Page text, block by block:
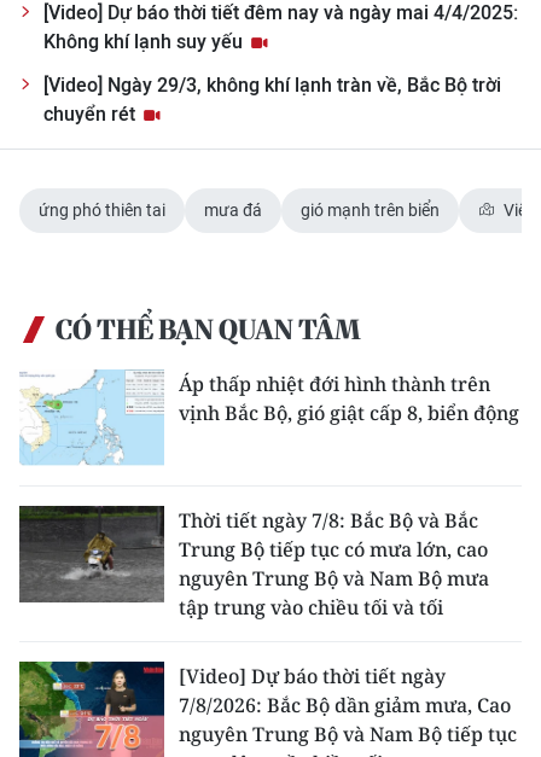
[Video] Dự báo thời tiết đêm nay và ngày mai 4/4/2025:
Không khí lạnh suy yếu
[Video] Ngày 29/3, không khí lạnh tràn về, Bắc Bộ trời
chuyển rét
ứng phó thiên tai mưa đá gió mạnh trên biển Việt
CÓ THỂ BẠN QUAN TÂM
Áp thấp nhiệt đới hình thành trên
vịnh Bắc Bộ, gió giật cấp 8, biển động
Thời tiết ngày 7/8: Bắc Bộ và Bắc
Trung Bộ tiếp tục có mưa lớn, cao
nguyên Trung Bộ và Nam Bộ mưa
tập trung vào chiều tối và tối
[Video] Dự báo thời tiết ngày
7/8/2026: Bắc Bộ dần giảm mưa, Cao
nguyên Trung Bộ và Nam Bộ tiếp tục